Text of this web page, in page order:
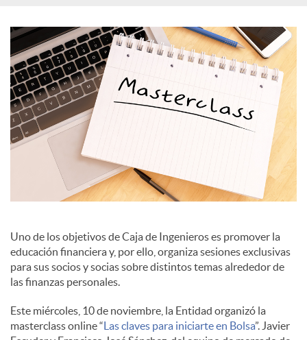
S
o
c
i
a
l
e
s
Uno de los objetivos de Caja de Ingenieros es promover la
educación financiera y, por ello, organiza sesiones exclusivas
para sus socios y socias sobre distintos temas alrededor de
las finanzas personales.
Este miércoles, 10 de noviembre, la Entidad organizó la
masterclass online “Las claves para iniciarte en Bolsa”. Javier